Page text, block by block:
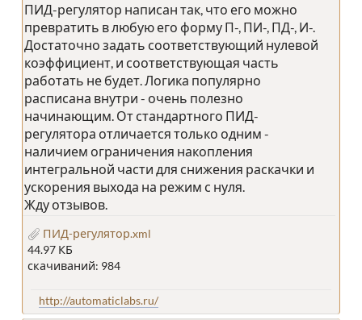
ПИД-регулятор написан так, что его можно
превратить в любую его форму П-, ПИ-, ПД-, И-.
Достаточно задать соответствующий нулевой
коэффициент, и соответствующая часть
работать не будет. Логика популярно
расписана внутри - очень полезно
начинающим. От стандартного ПИД-
регулятора отличается только одним -
наличием ограничения накопления
интегральной части для снижения раскачки и
ускорения выхода на режим с нуля.
Жду отзывов.
ПИД-регулятор.xml
44.97 КБ
скачиваний: 984
http://automaticlabs.ru/